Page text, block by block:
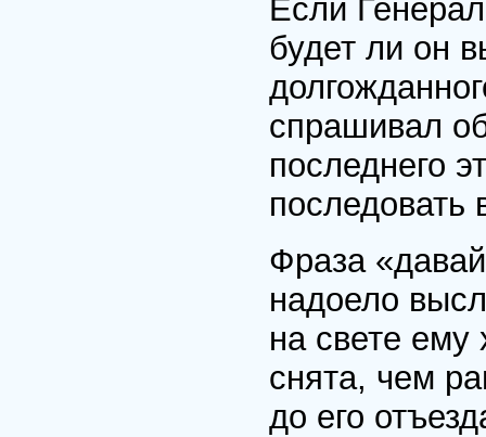
Если
будет ли он
спрашивал
последнего
последовать
Фраза
надоело
на свете ему
снята, чем
до его